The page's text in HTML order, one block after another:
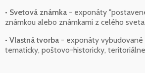
• Svetová známka - exponáty
známkou alebo známkami z celého sveta.
• Vlastná tvorba - exponáty
tematicky, poštovo-historicky,